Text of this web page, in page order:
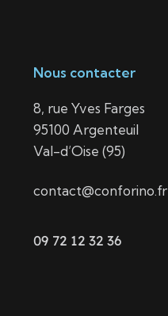
Nous contacter
8, rue Yves Farges
95100 Argenteuil
Val-d’Oise (95)
contact@conforino.fr
09 72 12 32 36